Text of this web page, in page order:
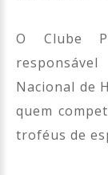
O Clube
Nacional de
quem
troféus de